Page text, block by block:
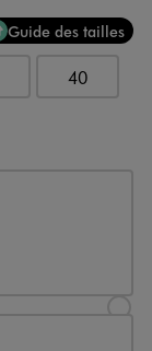
Guide des tailles
40